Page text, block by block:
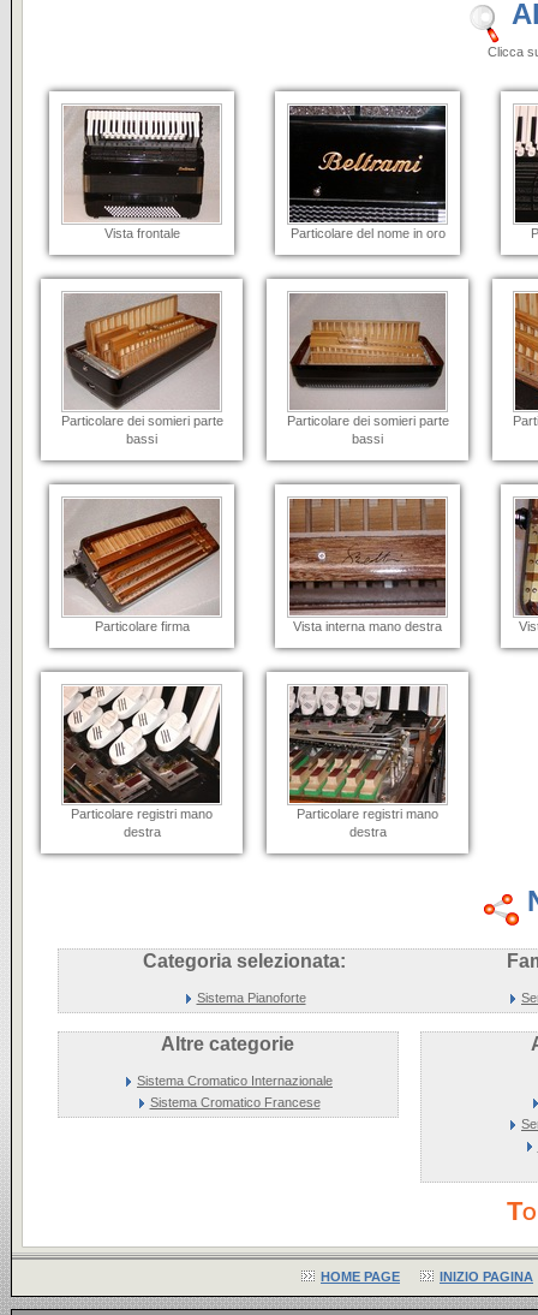
Clicca sulle
Vista frontale Particolare del nome in oro
Particolare dei somieri parte
bassi
Particolare dei somieri parte
bassi
Particolare firma Vista interna mano destra
Particolare registri mano
destra
Particolare registri mano
destra
Categoria selezionata:
Sistema Pianoforte
Altre categorie
Sistema Cromatico Internazionale
Sistema Cromatico Francese
HOME PAGE INIZIO PAGINA